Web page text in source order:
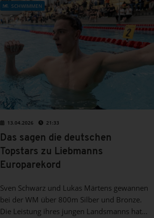
SCHWIMMEN
13.04.2026 21:33
Das sagen die deutschen
Topstars zu Liebmanns
Europarekord
Sven Schwarz und Lukas Märtens gewannen
bei der WM über 800m Silber und Bronze.
Die Leistung ihres jungen Landsmanns hat